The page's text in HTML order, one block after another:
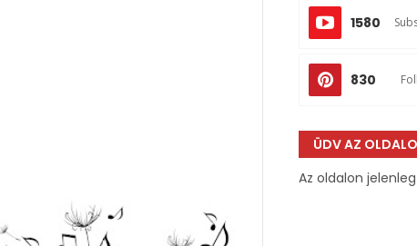
1580
830
ÜDV AZ
Az oldalon jelenleg